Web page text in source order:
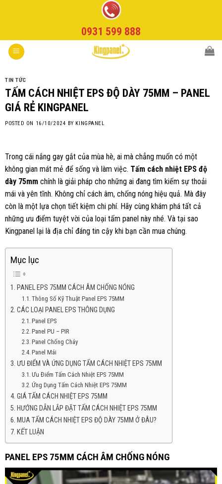
0931 599 888
TIN TỨC
TẤM CÁCH NHIỆT EPS ĐỘ DÀY 75MM – PANEL
GIÁ RẺ KINGPANEL
POSTED ON 16/10/2024 BY KINGPANEL
Trong cái nắng gay gắt của mùa hè, ai mà chẳng muốn có một
không gian mát mẻ để sống và làm việc. Tấm cách nhiệt EPS độ
dày 75mm chính là giải pháp cho những ai đang tìm kiếm sự thoải
mái và yên tĩnh. Không chỉ cách âm, chống nóng hiệu quả. Mà đây
còn là một lựa chọn tiết kiệm chi phí. Hãy cùng khám phá tất cả
những ưu điểm tuyệt vời của loại tấm panel này nhé. Và tại sao
Kingpanel lại là địa chỉ đáng tin cậy khi bạn cần mua chúng.
Mục lục
PANEL EPS 75MM CÁCH ÂM CHỐNG NÓNG
Thông Số Kỹ Thuật Panel EPS 75MM
CÁC LOẠI PANEL EPS THÔNG DỤNG
Panel EPS
Panel PU – PIR
Panel Chống Cháy
Panel Mái
ƯU ĐIỂM VÀ ỨNG DỤNG TẤM CÁCH NHIỆT EPS 75MM
Ưu Điểm Tấm Cách Nhiệt EPS 75MM
Ứng Dụng Tấm Cách Nhiệt EPS 75MM
GIÁ TẤM CÁCH NHIỆT EPS 75MM
HƯỚNG DẪN LẮP ĐẶT TẤM CÁCH NHIỆT EPS 75MM
MUA TẤM CÁCH NHIỆT EPS ĐỘ DÀY 75MM Ở ĐÂU?
KẾT LUẬN
PANEL EPS 75MM CÁCH ÂM CHỐNG NÓNG